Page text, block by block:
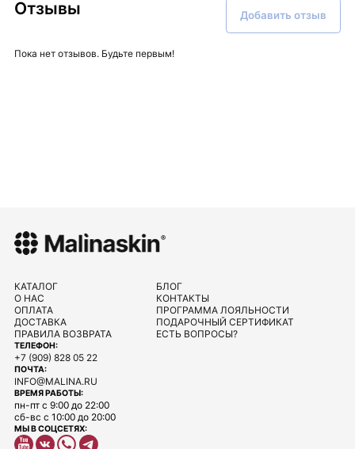
Это средство представлено в ассортименте на Malinaskin, где вы
всегда найдете актуальные новинки и проверенные продукты для
Отзывы Добавить отзыв
Пока нет отзывов. Будьте первым!
ТЕЛЕФОН:
+7 (909) 828 05 22
ПОЧТА:
INFO@MALINA.RU
ВРЕМЯ РАБОТЫ:
пн-пт с 9:00 до 22:00
сб-вс с 10:00 до 20:00
МЫ В СОЦСЕТЯХ:
КАТАЛОГ
О НАС
ОПЛАТА
ДОСТАВКА
ПРАВИЛА ВОЗВРАТА
БЛОГ
КОНТАКТЫ
ПРОГРАММА ЛОЯЛЬНОСТИ
ПОДАРОЧНЫЙ СЕРТИФИКАТ
ЕСТЬ ВОПРОСЫ?